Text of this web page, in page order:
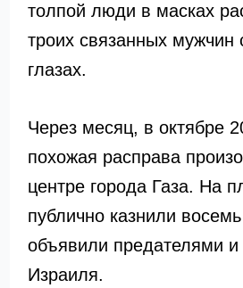
толпой люди в масках
троих связанных мужчин
глазах.
Через месяц, в октябре
похожая расправа
центре города Газа. На
публично казнили
объявили предателями и
Израиля.